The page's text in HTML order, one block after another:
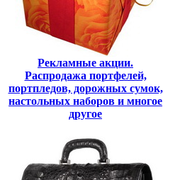
Рекламные акции.
Распродажа портфелей,
портпледов, дорожных сумок,
настольных наборов и многое
другое